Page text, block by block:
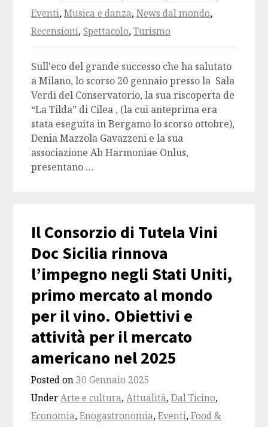
Eventi,Musica e danza,News dal mondo,
Recensioni,Spettacolo,Turismo
Sull'eco del grande successo che ha salutato
a Milano, lo scorso 20 gennaio presso la Sala
Verdi del Conservatorio, la sua riscoperta de
“La Tilda” di Cilea , (la cui anteprima era
stata eseguita in Bergamo lo scorso ottobre),
Denia Mazzola Gavazzeni e la sua
associazione Ab Harmoniae Onlus,
presentano …
Il Consorzio di Tutela Vini
Doc Sicilia rinnova
l’impegno negli Stati Uniti,
primo mercato al mondo
per il vino. Obiettivi e
attività per il mercato
americano nel 2025
Posted on30 Gennaio 2025
UnderArte e cultura,Attualità,Dal Ticino,
Economia,Enogastronomia,Eventi,Food &